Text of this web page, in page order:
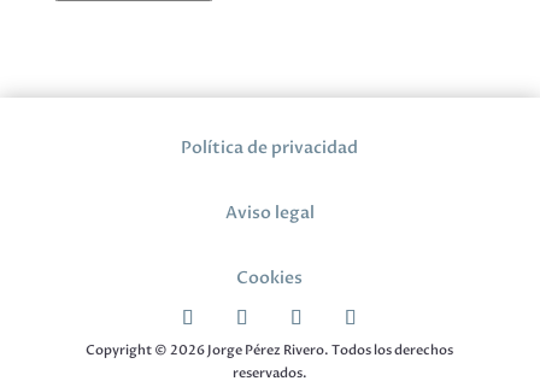
Política de privacidad
Aviso legal
Cookies
Copyright © 2026 Jorge Pérez Rivero. Todos los derechos
reservados.